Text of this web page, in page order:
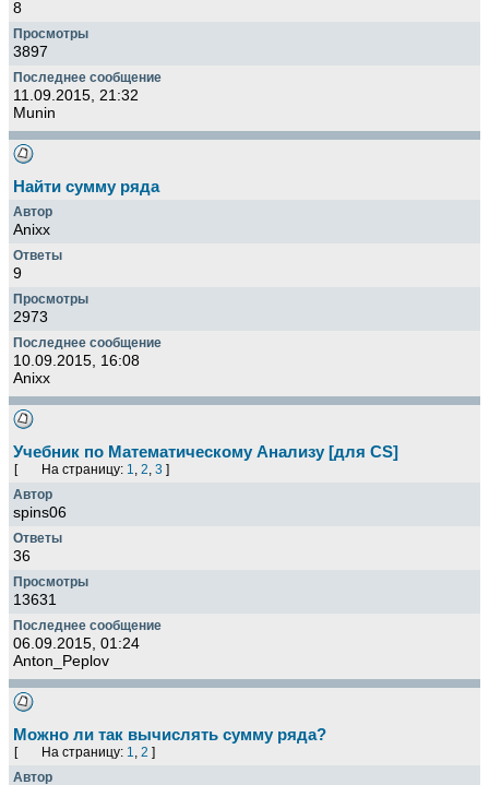
8
3897
11.09.2015, 21:32
Munin
Найти сумму ряда
Anixx
9
2973
10.09.2015, 16:08
Anixx
Учебник по Математическому Анализу [для CS]
[ На страницу: 1, 2, 3 ]
spins06
36
13631
06.09.2015, 01:24
Anton_Peplov
Можно ли так вычислять сумму ряда?
[ На страницу: 1, 2 ]